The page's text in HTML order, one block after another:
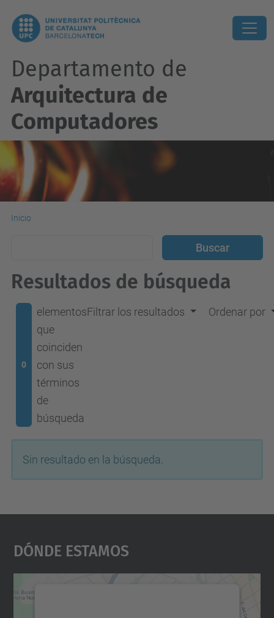
Departamento de
Arquitectura de
Computadores
Inicio
Resultados de búsqueda
0
elementos
que
coinciden
con sus
términos
de
búsqueda
Filtrar los resultados Ordenar por
Sin resultado en la búsqueda.
Dónde Estamos